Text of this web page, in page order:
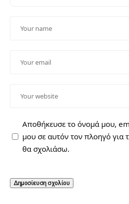
Αποθήκευσε το όνομά μου,
μου σε αυτόν τον πλοηγό
θα σχολιάσω.